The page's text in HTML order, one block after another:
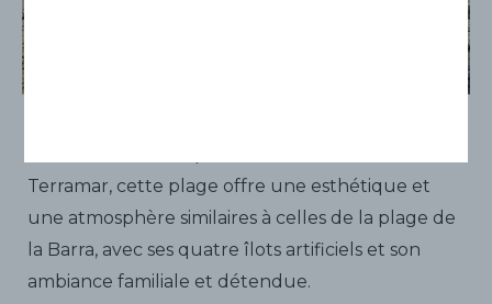
Terramar, cette plage offre une esthétique et
une atmosphère similaires à celles de la plage de
la Barra, avec ses quatre îlots artificiels et son
ambiance familiale et détendue.